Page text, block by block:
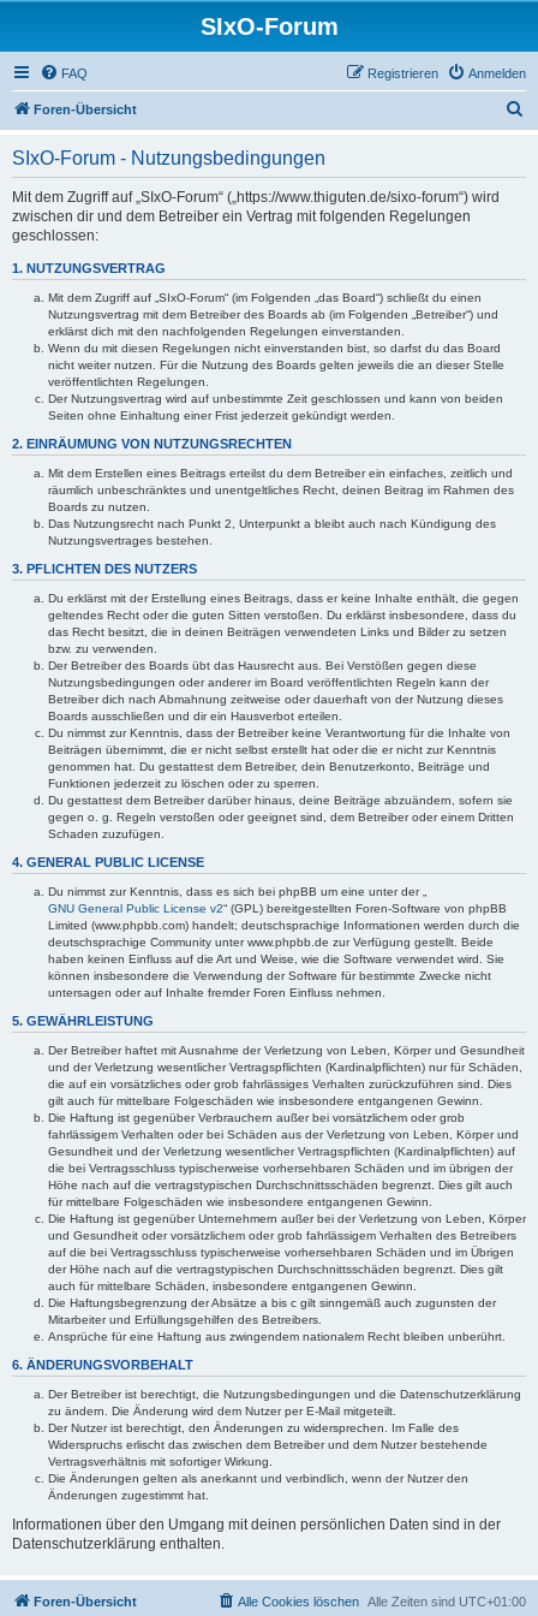
SIxO-Forum
FAQ Anmelden
Registrieren
Foren-Übersicht
SIxO-Forum - Nutzungsbedingungen
Mit dem Zugriff auf „SIxO-Forum“ („https://www.thiguten.de/sixo-forum“) wird
zwischen dir und dem Betreiber ein Vertrag mit folgenden Regelungen
geschlossen:
1. NUTZUNGSVERTRAG
Mit dem Zugriff auf „SIxO-Forum“ (im Folgenden „das Board“) schließt du einen
Nutzungsvertrag mit dem Betreiber des Boards ab (im Folgenden „Betreiber“) und
erklärst dich mit den nachfolgenden Regelungen einverstanden.
Wenn du mit diesen Regelungen nicht einverstanden bist, so darfst du das Board
nicht weiter nutzen. Für die Nutzung des Boards gelten jeweils die an dieser Stelle
veröffentlichten Regelungen.
Der Nutzungsvertrag wird auf unbestimmte Zeit geschlossen und kann von beiden
Seiten ohne Einhaltung einer Frist jederzeit gekündigt werden.
2. EINRÄUMUNG VON NUTZUNGSRECHTEN
Mit dem Erstellen eines Beitrags erteilst du dem Betreiber ein einfaches, zeitlich und
räumlich unbeschränktes und unentgeltliches Recht, deinen Beitrag im Rahmen des
Boards zu nutzen.
Das Nutzungsrecht nach Punkt 2, Unterpunkt a bleibt auch nach Kündigung des
Nutzungsvertrages bestehen.
3. PFLICHTEN DES NUTZERS
Du erklärst mit der Erstellung eines Beitrags, dass er keine Inhalte enthält, die gegen
geltendes Recht oder die guten Sitten verstoßen. Du erklärst insbesondere, dass du
das Recht besitzt, die in deinen Beiträgen verwendeten Links und Bilder zu setzen
bzw. zu verwenden.
Der Betreiber des Boards übt das Hausrecht aus. Bei Verstößen gegen diese
Nutzungsbedingungen oder anderer im Board veröffentlichten Regeln kann der
Betreiber dich nach Abmahnung zeitweise oder dauerhaft von der Nutzung dieses
Boards ausschließen und dir ein Hausverbot erteilen.
Du nimmst zur Kenntnis, dass der Betreiber keine Verantwortung für die Inhalte von
Beiträgen übernimmt, die er nicht selbst erstellt hat oder die er nicht zur Kenntnis
genommen hat. Du gestattest dem Betreiber, dein Benutzerkonto, Beiträge und
Funktionen jederzeit zu löschen oder zu sperren.
Du gestattest dem Betreiber darüber hinaus, deine Beiträge abzuändern, sofern sie
gegen o. g. Regeln verstoßen oder geeignet sind, dem Betreiber oder einem Dritten
Schaden zuzufügen.
4. GENERAL PUBLIC LICENSE
Du nimmst zur Kenntnis, dass es sich bei phpBB um eine unter der „
GNU General Public License v2“ (GPL) bereitgestellten Foren-Software von phpBB
Limited (www.phpbb.com) handelt; deutschsprachige Informationen werden durch die
deutschsprachige Community unter www.phpbb.de zur Verfügung gestellt. Beide
haben keinen Einfluss auf die Art und Weise, wie die Software verwendet wird. Sie
können insbesondere die Verwendung der Software für bestimmte Zwecke nicht
untersagen oder auf Inhalte fremder Foren Einfluss nehmen.
5. GEWÄHRLEISTUNG
Der Betreiber haftet mit Ausnahme der Verletzung von Leben, Körper und Gesundheit
und der Verletzung wesentlicher Vertragspflichten (Kardinalpflichten) nur für Schäden,
die auf ein vorsätzliches oder grob fahrlässiges Verhalten zurückzuführen sind. Dies
gilt auch für mittelbare Folgeschäden wie insbesondere entgangenen Gewinn.
Die Haftung ist gegenüber Verbrauchern außer bei vorsätzlichem oder grob
fahrlässigem Verhalten oder bei Schäden aus der Verletzung von Leben, Körper und
Gesundheit und der Verletzung wesentlicher Vertragspflichten (Kardinalpflichten) auf
die bei Vertragsschluss typischerweise vorhersehbaren Schäden und im übrigen der
Höhe nach auf die vertragstypischen Durchschnittsschäden begrenzt. Dies gilt auch
für mittelbare Folgeschäden wie insbesondere entgangenen Gewinn.
Die Haftung ist gegenüber Unternehmern außer bei der Verletzung von Leben, Körper
und Gesundheit oder vorsätzlichem oder grob fahrlässigem Verhalten des Betreibers
auf die bei Vertragsschluss typischerweise vorhersehbaren Schäden und im Übrigen
der Höhe nach auf die vertragstypischen Durchschnittsschäden begrenzt. Dies gilt
auch für mittelbare Schäden, insbesondere entgangenen Gewinn.
Die Haftungsbegrenzung der Absätze a bis c gilt sinngemäß auch zugunsten der
Mitarbeiter und Erfüllungsgehilfen des Betreibers.
Ansprüche für eine Haftung aus zwingendem nationalem Recht bleiben unberührt.
6. ÄNDERUNGSVORBEHALT
Der Betreiber ist berechtigt, die Nutzungsbedingungen und die Datenschutzerklärung
zu ändern. Die Änderung wird dem Nutzer per E-Mail mitgeteilt.
Der Nutzer ist berechtigt, den Änderungen zu widersprechen. Im Falle des
Widerspruchs erlischt das zwischen dem Betreiber und dem Nutzer bestehende
Vertragsverhältnis mit sofortiger Wirkung.
Die Änderungen gelten als anerkannt und verbindlich, wenn der Nutzer den
Änderungen zugestimmt hat.
Informationen über den Umgang mit deinen persönlichen Daten sind in der
Datenschutzerklärung enthalten.
Foren-Übersicht Alle Zeiten sind UTC+01:00
Alle Cookies löschen